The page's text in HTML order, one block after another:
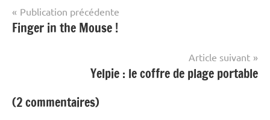
Navigation
de
Publication précédente
Finger in the Mouse !
Article suivant
Yelpie : le coffre de plage portable
(2 commentaires)